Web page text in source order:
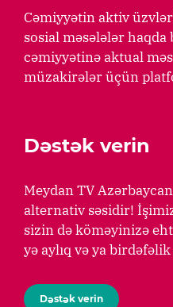
Cəmiyyətin aktiv
sosial məsələlər
cəmiyyətinə aktual
müzakirələr üçün
Dəstək verin
Meydan TV
alternativ səsidir!
sizin də köməyinizə
yə aylıq və ya
Dəstək verin